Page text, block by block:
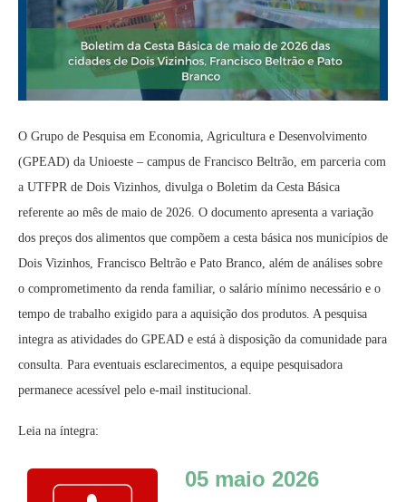
O Grupo de Pesquisa em Economia, Agricultura e Desenvolvimento
(GPEAD) da Unioeste – campus de Francisco Beltrão, em parceria com
a UTFPR de Dois Vizinhos, divulga o Boletim da Cesta Básica
referente ao mês de maio de 2026. O documento apresenta a variação
dos preços dos alimentos que compõem a cesta básica nos municípios de
Dois Vizinhos, Francisco Beltrão e Pato Branco, além de análises sobre
o comprometimento da renda familiar, o salário mínimo necessário e o
tempo de trabalho exigido para a aquisição dos produtos. A pesquisa
integra as atividades do GPEAD e está à disposição da comunidade para
consulta. Para eventuais esclarecimentos, a equipe pesquisadora
permanece acessível pelo e-mail institucional.
Leia na íntegra:
05 maio 2026